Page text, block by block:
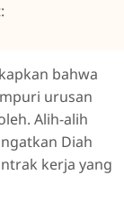
bahwa
urusan
Alih-alih
Diah
kerja yang